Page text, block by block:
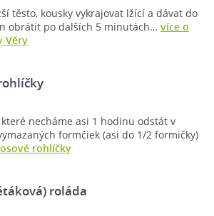
těsto, kousky vykrajovat lžící a dávat do
obrátit po dalších 5 minutách… více o
Věry
necháme asi 1 hodinu odstát v
formčiek (asi do 1/2 formičky)
rohlíčky
roláda